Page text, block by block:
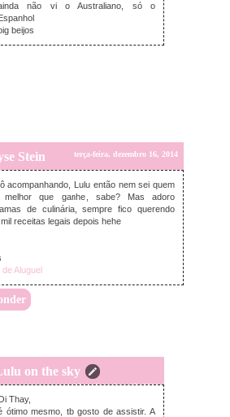
não vi o Australiano, só o
Espanhol
beijos
Stein terça-feira, dezembro 16, 2014
acompanhando, Lulu então nem sei quem
melhor que ganhe, sabe? Mas adoro
de culinária, sempre fico querendo
receitas legais depois hehe
de Aluguel
on the sky
quarta-feira, dezembro 17, 2014
Thay,
ótimo mesmo, tb gosto de assistir. A